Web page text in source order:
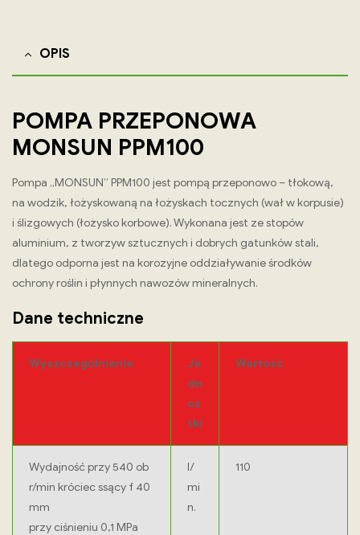
OPIS
POMPA PRZEPONOWA
MONSUN PPM100
Pompa „MONSUN” PPM100 jest pompą przeponowo – tłokową,
na wodzik, łożyskowaną na łożyskach tocznych (wał w korpusie)
i ślizgowych (łożysko korbowe). Wykonana jest ze stopów
aluminium, z tworzyw sztucznych i dobrych gatunków stali,
dlatego odporna jest na korozyjne oddziaływanie środków
ochrony roślin i płynnych nawozów mineralnych.
Dane techniczne
Wyszczególnienie
Je
dn
os
tki
Wartość
Wydajność przy 540 ob
r/min króciec ssący f 40
mm
przy ciśnieniu 0,1 MPa
l/
mi
n.
110